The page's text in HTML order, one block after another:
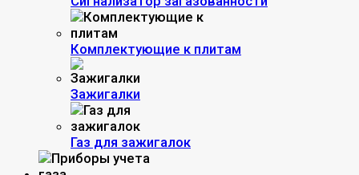
Комплектующие к плитам
Зажигалки
Газ для зажигалок